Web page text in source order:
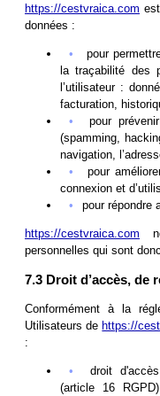
https://cestvraica.com
données :
pour
la traçabilité des
l’utilisateur :
facturation,
pour
(spamming,
navigation,
pour
connexion et
pour répondre
https://cestvraica.com
personnelles qui sont
7.3 Droit d’accès, de
Conformément à la
Utilisateurs de https://
:
droit
(article 16